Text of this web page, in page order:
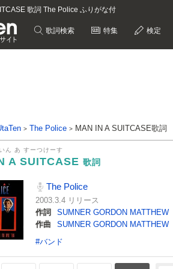
歌詞 The Police ふりがな付
歌詞検索 特集 検定
The Police MAN IN A SUITCASE歌詞
ん あ すーつけーす
A SUITCASE 歌詞
The Police
2003.3.4 リリース
作詞
SUMNER GORDON MATTHEW
作曲
SUMNER GORDON MATTHEW
#バンド